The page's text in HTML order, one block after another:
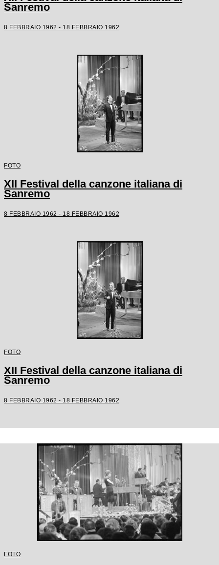
Sanremo
8 FEBBRAIO 1962 - 18 FEBBRAIO 1962
FOTO
XII Festival della canzone italiana di
Sanremo
8 FEBBRAIO 1962 - 18 FEBBRAIO 1962
FOTO
XII Festival della canzone italiana di
Sanremo
8 FEBBRAIO 1962 - 18 FEBBRAIO 1962
FOTO